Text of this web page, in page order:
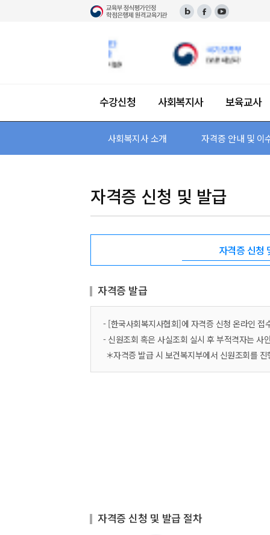
수강신청
단과 수강신청 패키지 수강신청
사회복지사
사회복지사 소개 자격증 안내 및 이수
보육교사
보육교사 소개 자격증 안내 및 이수
장애영유아보육교사 소개 자격증 안
한국어교원 소개 자격증 안내 및 이수
평생교육사 소개 자격증 안내 및 이수
미용학 소개 교육과정 안내 및 이수
건강가정사 소개 자격 안내 및 이수
경영학 소개 필수 이수 과목
사회복지사 소개 자격증 안내 및 이
자격증 신청 및 발급
자격증 신청
자격증 발급
- [한국사회복지사협회]에 자격증 신청 온라인 접
- 신원조회 혹은 사실조회 실시 후 부적격자는 사
＊자격증 발급 시 보건복지부에서 신원조회를
자격증 신청 및 발급 절차